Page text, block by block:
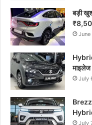
बड़ी
July
July